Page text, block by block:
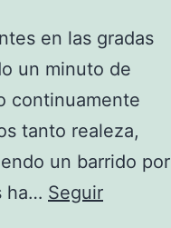
en las gradas
un minuto de
continuamente
tanto realeza,
un barrido por
ha… Seguir